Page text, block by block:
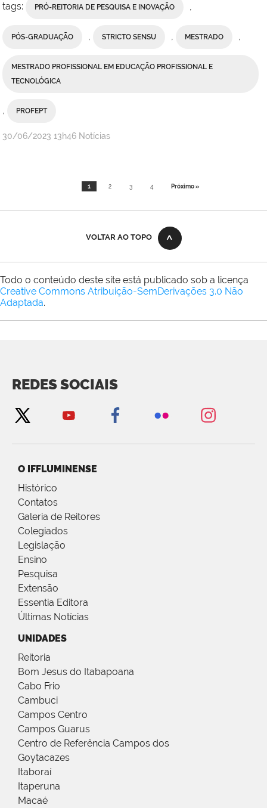
tags: PRÓ-REITORIA DE PESQUISA E INOVAÇÃO ,
PÓS-GRADUAÇÃO , STRICTO SENSU , MESTRADO ,
MESTRADO PROFISSIONAL EM EDUCAÇÃO PROFISSIONAL E
TECNOLÓGICA
, PROFEPT
por
publicado
30/06/2023 13h46 Notícias
1 2 3 4 Próximo »
VOLTAR AO TOPO
Todo o conteúdo deste site está publicado sob a licença
Creative Commons Atribuição-SemDerivações 3.0 Não
Adaptada.
REDES SOCIAIS
O IFFLUMINENSE
Histórico
Contatos
Galeria de Reitores
Colegiados
Legislação
Ensino
Pesquisa
Extensão
Essentia Editora
Últimas Notícias
UNIDADES
Reitoria
Bom Jesus do Itabapoana
Cabo Frio
Cambuci
Campos Centro
Campos Guarus
Centro de Referência Campos dos
Goytacazes
Itaboraí
Itaperuna
Macaé